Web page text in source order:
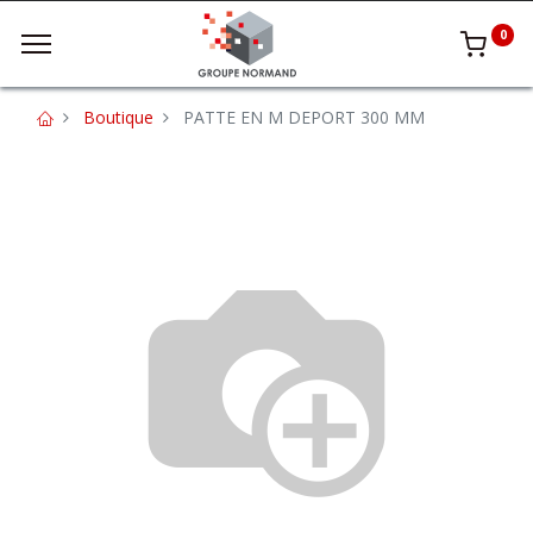
0
Boutique PATTE EN M DEPORT 300 MM